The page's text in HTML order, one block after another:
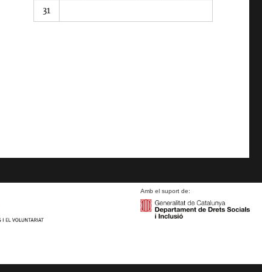
31
Amb el suport de: